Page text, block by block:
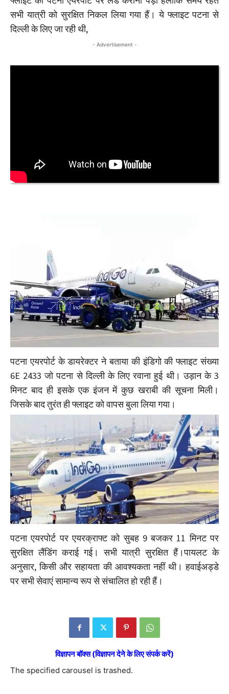
सभी यात्री को सुरक्षित निकल लिया गया हैं। ये फ्लाइट पटना से
दिल्ली के लिए जा रही थी,
- Advertisement -
पटना एयरपोर्ट के डायरेक्टर ने बताया की इंडिगो की फ्लाइट संख्या
6E 2433 जो पटना से दिल्ली के लिए रवाना हुई थी। उड़ान के 3
मिनट बाद ही इसके एक इंजन में कुछ खराबी की सूचना मिली।
जिसके बाद तुरंत ही फ्लाइट को वापस बुला लिया गया।
पटना एयरपोर्ट पर एयरक्राफ्ट को सुबह 9 बजकर 11 मिनट पर
सुरक्षित लैंडिंग कराई गई। सभी यात्री सुरक्षित हैं।पायलट के
अनुसार, किसी और सहायता की आवश्यकता नहीं थी। हवाईअड्डे
पर सभी सेवाएं सामान्य रूप से संचालित हो रही हैं।
विज्ञापन बॉक्स (विज्ञापन देने के लिए संपर्क करें)
The specified carousel is trashed.